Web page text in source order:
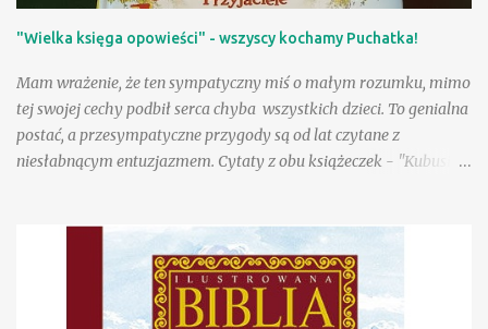
Magnuszewską , zatem sięgnięcie po tom "Danuta Wawiłow
dzieciom" było jak spotkanie z dobrymi, bardzo lubianymi
(wyznam, że my właśnie do nich należymy), ale są pewnie tacy,
którzy lubią je, choć tego so...
"Wielka księga opowieści" - wszyscy kochamy Puchatka!
Mam wrażenie, że ten sympatyczny miś o małym rozumku, mimo
tej swojej cechy podbił serca chyba wszystkich dzieci. To genialna
postać, a przesympatyczne przygody są od lat czytane z
niesłabnącym entuzjazmem. Cytaty z obu książeczek - "Kubusia
filmów pełnometrażowych, zagościł na przeróżnych gadżetach,
ubraniach, przyborach szkolnych. Tu na ogół wykorzystywany
jest jego wizerunek stworzony w wytwórni Walta Disneya.
Poczciwy, okrąglutki miś w czerwonej koszulce przyciąga przed